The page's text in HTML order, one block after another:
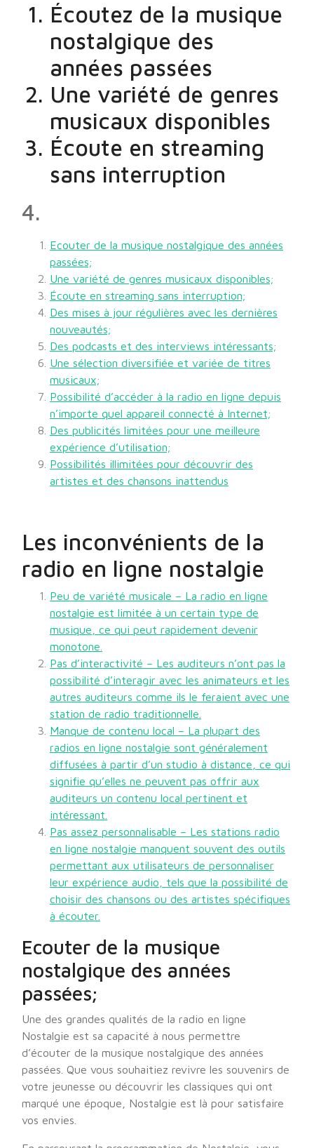
Écoutez de la musique
nostalgique des
années passées
Une variété de genres
musicaux disponibles
Écoute en streaming
sans interruption
4.
Ecouter de la musique nostalgique des années
passées;
Une variété de genres musicaux disponibles;
Écoute en streaming sans interruption;
Des mises à jour régulières avec les dernières
nouveautés;
Des podcasts et des interviews intéressants;
Une sélection diversifiée et variée de titres
musicaux;
Possibilité d’accéder à la radio en ligne depuis
n’importe quel appareil connecté à Internet;
Des publicités limitées pour une meilleure
expérience d’utilisation;
Possibilités illimitées pour découvrir des
artistes et des chansons inattendus
Les inconvénients de la
radio en ligne nostalgie
Peu de variété musicale – La radio en ligne
nostalgie est limitée à un certain type de
musique, ce qui peut rapidement devenir
monotone.
Pas d’interactivité – Les auditeurs n’ont pas la
possibilité d’interagir avec les animateurs et les
autres auditeurs comme ils le feraient avec une
station de radio traditionnelle.
Manque de contenu local – La plupart des
radios en ligne nostalgie sont généralement
diffusées à partir d’un studio à distance, ce qui
signifie qu’elles ne peuvent pas offrir aux
auditeurs un contenu local pertinent et
intéressant.
Pas assez personnalisable – Les stations radio
en ligne nostalgie manquent souvent des outils
permettant aux utilisateurs de personnaliser
leur expérience audio, tels que la possibilité de
choisir des chansons ou des artistes spécifiques
à écouter.
Ecouter de la musique
nostalgique des années
passées;
Une des grandes qualités de la radio en ligne
Nostalgie est sa capacité à nous permettre
d’écouter de la musique nostalgique des années
passées. Que vous souhaitiez revivre les souvenirs de
votre jeunesse ou découvrir les classiques qui ont
marqué une époque, Nostalgie est là pour satisfaire
vos envies.